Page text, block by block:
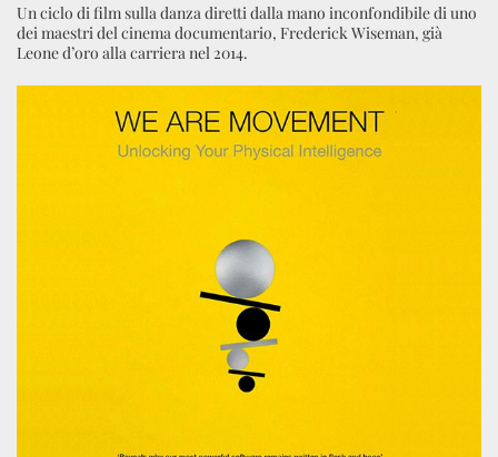
Un ciclo di film sulla danza diretti dalla mano inconfondibile di uno
dei maestri del cinema documentario, Frederick Wiseman, già
Leone d’oro alla carriera nel 2014.